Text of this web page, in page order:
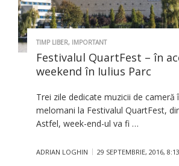
TIMP LIBER, IMPORTANT
Festivalul QuartFest – în
weekend în Iulius Parc
Trei zile dedicate muzicii de cameră
melomani la Festivalul QuartFest,
Astfel, week-end-ul va fi …
ADRIAN LOGHIN 29 SEPTEMBRIE, 2016,